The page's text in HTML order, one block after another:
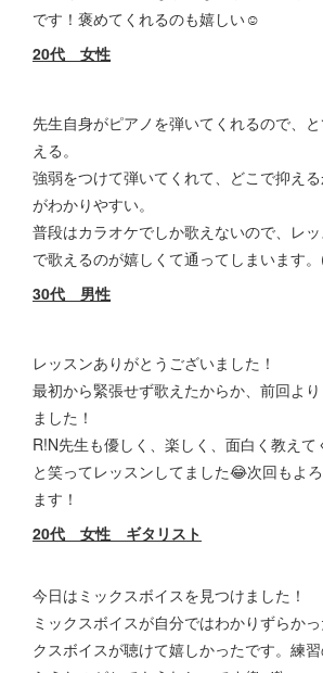
です！褒めてくれるのも嬉しい☺
20代 女性
先生自身がピアノを弾いてくれるので、
える。
強弱をつけて弾いてくれて、どこで抑え
がわかりやすい。
普段はカラオケでしか歌えないので、レ
で歌えるのが嬉しくて通ってしまいます
30代 男性
レッスンありがとうございました！
最初から緊張せず歌えたからか、前回よ
ました！
R!N先生も優しく、楽しく、面白く教えて
と笑ってレッスンしてました😂次回もよ
ます！
20代 女性 ギタリスト
今日はミックスボイスを見つけました！
ミックスボイスが自分ではわかりずらか
クスボイスが聴けて嬉しかったです。練